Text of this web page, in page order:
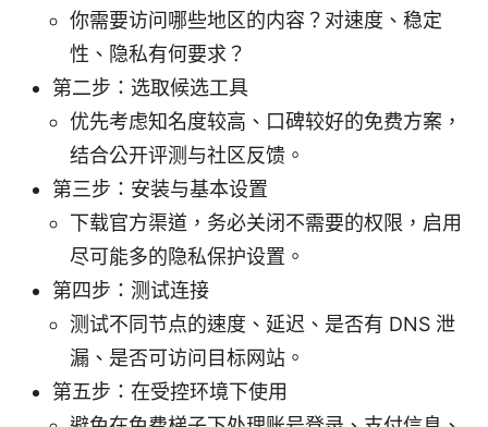
你需要访问哪些地区的内容？对速度、稳定
性、隐私有何要求？
第二步：选取候选工具
优先考虑知名度较高、口碑较好的免费方案，
结合公开评测与社区反馈。
第三步：安装与基本设置
下载官方渠道，务必关闭不需要的权限，启用
尽可能多的隐私保护设置。
第四步：测试连接
测试不同节点的速度、延迟、是否有 DNS 泄
漏、是否可访问目标网站。
第五步：在受控环境下使用